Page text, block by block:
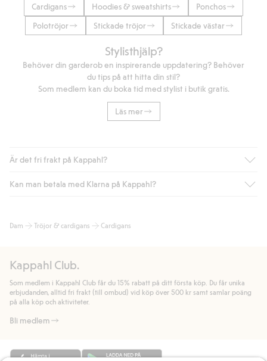
Cardigans Hoodies & sweatshirts
Ponchos
Polotröjor
Stickade tröjor Stickade västar
Stylisthjälp?
Behöver din garderob en inspirerande uppdatering? Behöver
du tips på att hitta din stil?
Som medlem kan du boka tid med stylist i butik gratis.
Läs mer
Är det fri frakt på Kappahl?
Är du medlem i Kappahl Club har du alltid gratis frakt till butik
automatik efter du loggat in och identifierats som medlem.
handlar för.
Läs mer
Kan man betala med Klarna på Kappahl?
bland annat faktura och swish men även andra betalningssätt.
allmänna villkor.
Läs mer
Dam Tröjor & cardigans Cardigans
Kappahl Club.
Som medlem i Kappahl Club får du 15% rabatt på ditt första köp. Du får unika
erbjudanden, alltid fri frakt (till ombud) vid köp över 500 kr samt samlar poäng
på alla köp och aktiviteter.
Bli medlem